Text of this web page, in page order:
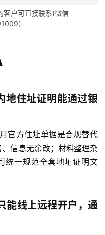
客户可直接联系(微信
）
地住址证明能通过银
官方住址单据是合规替代
信息无涂改；材料整理杂
统一规范全套地址证明文
能线上远程开户，通